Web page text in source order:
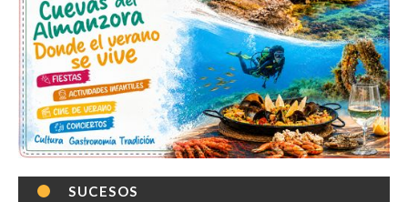
SUCESOS